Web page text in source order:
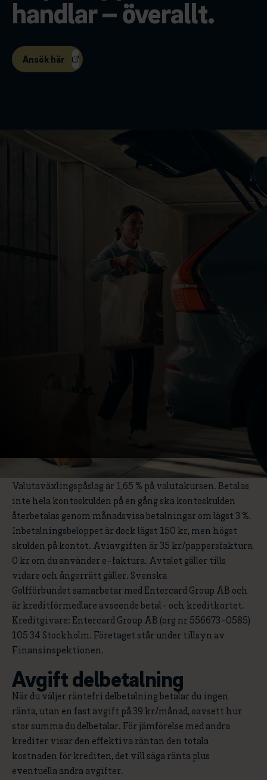
handlar – överallt.
Ansök här
Fakta om MoreGolf
Med MoreGolf Mastercard kan du göra betalningar och
ta ut kontanter. Ordinarie årsavgift 295 kr. Kreditränta
utan avgift för kontantuttag. Kontantuttag kostar 3 %
av uttaget belopp, dock lägst 45 kr per uttag.
Valutaväxlingspåslag är 1,65 % på valutakursen. Betalas
inte hela kontoskulden på en gång ska kontoskulden
återbetalas genom månadsvisa betalningar om lägst 3 %.
Inbetalningsbeloppet är dock lägst 150 kr, men högst
skulden på kontot. Aviavgiften är 35 kr/pappersfaktura,
0 kr om du använder e-faktura. Avtalet gäller tills
vidare och ångerrätt gäller. Svenska
Golfförbundet samarbetar med Entercard Group AB och
är kreditförmedlare avseende betal- och kreditkortet.
Kreditgivare: Entercard Group AB (org nr 556673-0585)
105 34 Stockholm. Företaget står under tillsyn av
Finansinspektionen.
Avgift delbetalning
När du väljer räntefri delbetalning betalar du ingen
ränta, utan en fast avgift på 39 kr/månad, oavsett hur
stor summa du delbetalar. För jämförelse med andra
krediter visar den effektiva räntan den totala
kostnaden för krediten, det vill säga ränta plus
eventuella andra avgifter.